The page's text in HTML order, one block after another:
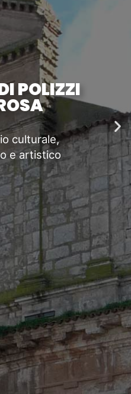
POLIZZI
culturale,
e artistico